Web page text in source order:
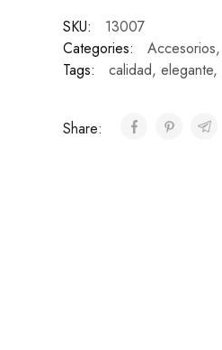
SKU:
13007
Categories:
Accesorios,
Tags:
calidad, elegante,
Share: